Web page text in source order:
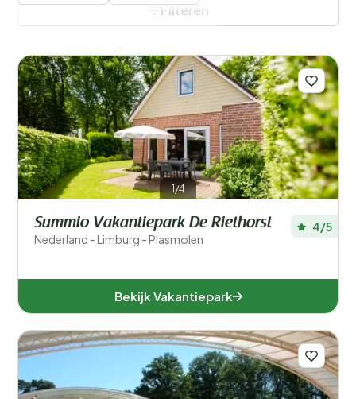
Voor kinderen
Eten en drinken
Algemene parkfaciliteiten
Zwemmen
Wellness
Ligging
Filters opslaan
Filteren
1/4
Summio Vakantiepark De Riethorst
Nederland - Limburg - Plasmolen
4/5
Bekijk Vakantiepark